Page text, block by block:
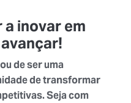
a inovar em
de ser uma
de transformar
Seja com